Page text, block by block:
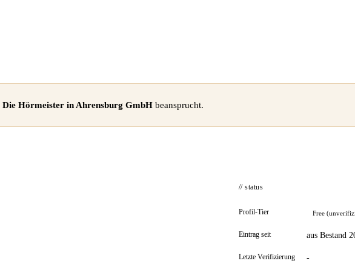
Die Hörmeister in Ahrensburg GmbH beansprucht.
// status
Profil-Tier Free
Eintrag seit aus Bestand
Letzte Verifizierung -